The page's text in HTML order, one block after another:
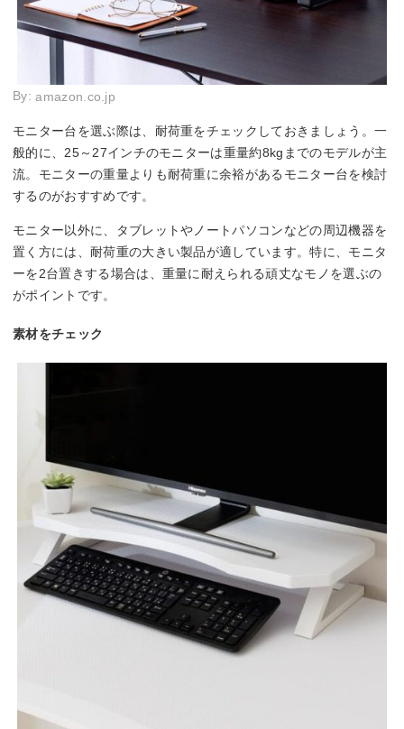
By:amazon.co.jp
モニター台を選ぶ際は、耐荷重をチェックしておきましょう。一
般的に、25～27インチのモニターは重量約8kgまでのモデルが主
流。モニターの重量よりも耐荷重に余裕があるモニター台を検討
するのがおすすめです。
モニター以外に、タブレットやノートパソコンなどの周辺機器を
置く方には、耐荷重の大きい製品が適しています。特に、モニタ
ーを2台置きする場合は、重量に耐えられる頑丈なモノを選ぶの
がポイントです。
素材をチェック